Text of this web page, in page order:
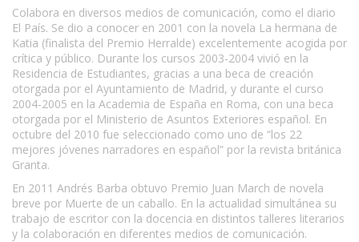
Colabora en diversos medios de comunicación, como el diario
El País. Se dio a conocer en 2001 con la novela La hermana de
Katia (finalista del Premio Herralde) excelentemente acogida por
crítica y público. Durante los cursos 2003-2004 vivió en la
Residencia de Estudiantes, gracias a una beca de creación
otorgada por el Ayuntamiento de Madrid, y durante el curso
2004-2005 en la Academia de España en Roma, con una beca
otorgada por el Ministerio de Asuntos Exteriores español. En
octubre del 2010 fue seleccionado como uno de “los 22
mejores jóvenes narradores en español” por la revista británica
Granta.
En 2011 Andrés Barba obtuvo Premio Juan March de novela
breve por Muerte de un caballo. En la actualidad simultánea su
trabajo de escritor con la docencia en distintos talleres literarios
y la colaboración en diferentes medios de comunicación.